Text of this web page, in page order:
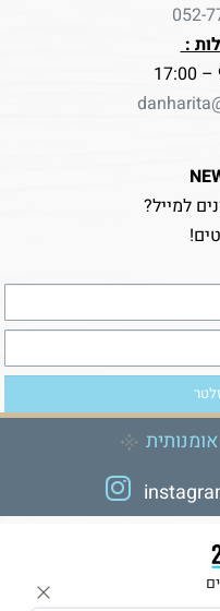
052-
:
למייל?